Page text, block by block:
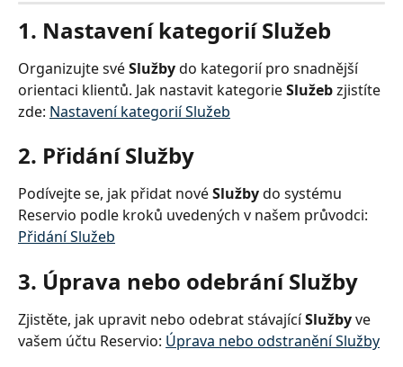
1. Nastavení kategorií Služeb
Organizujte své Služby do kategorií pro snadnější
orientaci klientů. Jak nastavit kategorie Služeb zjistíte
zde: Nastavení kategorií Služeb
2. Přidání Služby
Podívejte se, jak přidat nové Služby do systému
Reservio podle kroků uvedených v našem průvodci:
Přidání Služeb
3. Úprava nebo odebrání Služby
Zjistěte, jak upravit nebo odebrat stávající Služby ve
vašem účtu Reservio: Úprava nebo odstranění Služby